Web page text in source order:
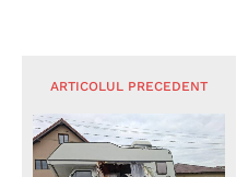
ARTICOLUL PRECEDENT